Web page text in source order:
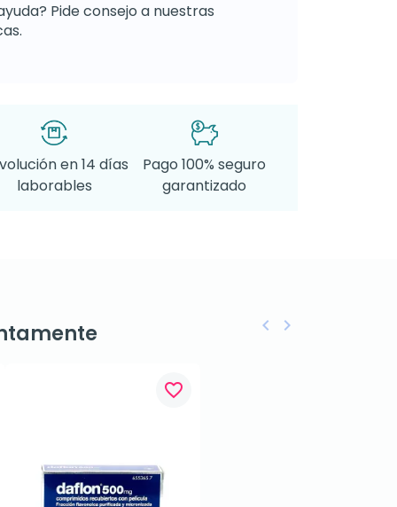
Pide consejo a nuestras
en 14 días
laborables
Pago 100% seguro
garantizado
favorite_border
Anterior
keyboard_arrow_left Siguiente
keyboard_arrow_right